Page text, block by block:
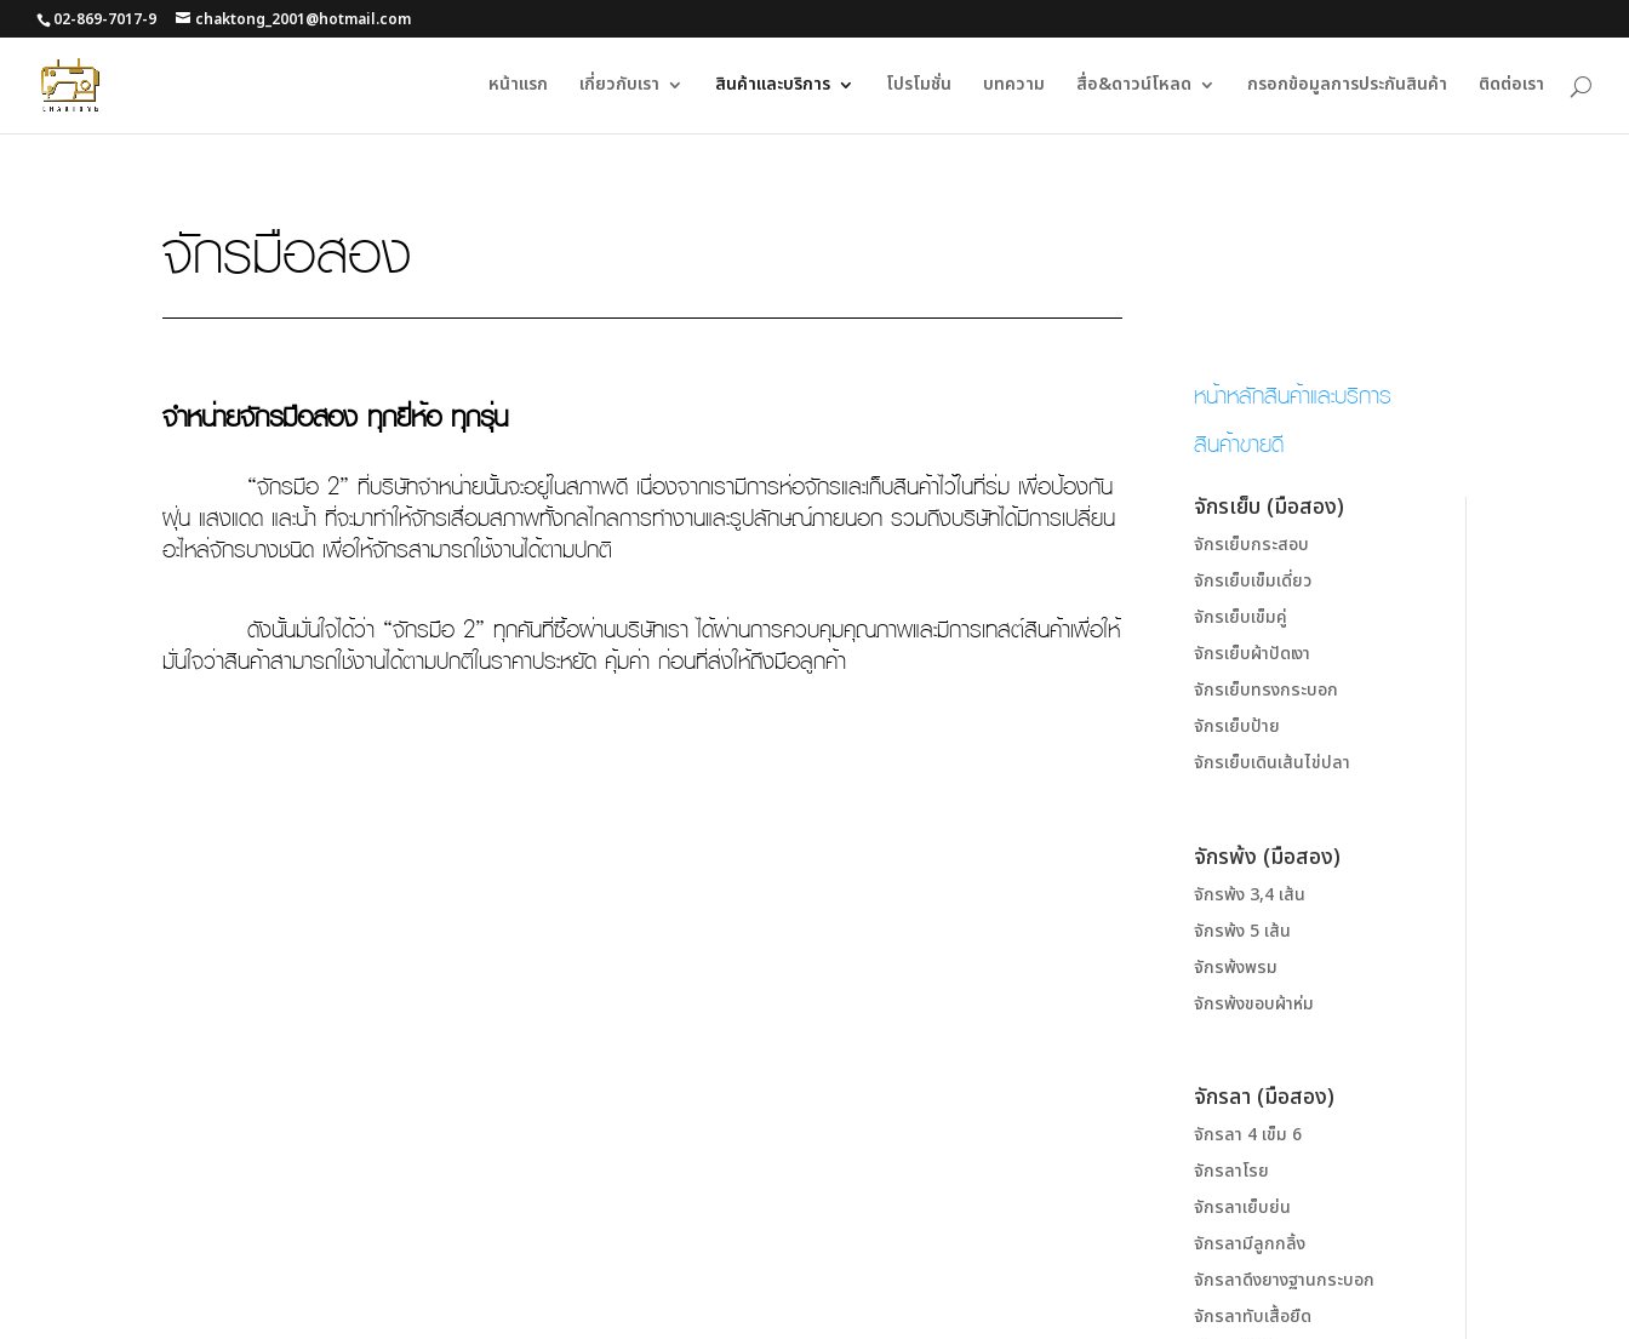
02-869-7017-9 chaktong_2001@hotmail.com
หน้าแรก เกี่ยวกับเรา สินค้าและบริการ โปรโมชั่น บทความ สื่อ&ดาวน์โหลด กรอกข้อมูลการประกันสินค้า ติดต่อเรา
จักรมือสอง
จำหน่ายจักรมือสอง ทุกยี่ห้อ ทุกรุ่น
“จักรมือ 2” ที่บริษัทจำหน่ายนั้นจะอยู่ในสภาพดี เนื่องจากเรามีการห่อจักรและเก็บสินค้าไว้ในที่ร่ม เพื่อป้องกัน
ฝุ่น แสงแดด และน้ำ ที่จะมาทำให้จักรเสื่อมสภาพทั้งกลไกลการทำงานและรูปลักษณ์ภายนอก รวมถึงบริษัทได้มีการเปลี่ยน
อะไหล่จักรบางชนิด เพื่อให้จักรสามารถใช้งานได้ตามปกติ
ดังนั้นมั่นใจได้ว่า “จักรมือ 2” ทุกคันที่ซื้อผ่านบริษัทเรา ได้ผ่านการควบคุมคุณภาพและมีการเทสต์สินค้าเพื่อให้
มั่นใจว่าสินค้าสามารถใช้งานได้ตามปกติในราคาประหยัด คุ้มค่า ก่อนที่ส่งให้ถึงมือลูกค้า
หน้าหลักสินค้าและบริการ
สินค้าขายดี
จักรเย็บ (มือสอง)
จักรเย็บกระสอบ
จักรเย็บเข็มเดี่ยว
จักรเย็บเข็มคู่
จักรเย็บผ้าปัดเงา
จักรเย็บทรงกระบอก
จักรเย็บป้าย
จักรเย็บเดินเส้นไข่ปลา
จักรพ้ง (มือสอง)
จักรพ้ง 3,4 เส้น
จักรพ้ง 5 เส้น
จักรพ้งพรม
จักรพ้งขอบผ้าห่ม
จักรลา (มือสอง)
จักรลา 4 เข็ม 6
จักรลาโรย
จักรลาเย็บย่น
จักรลามีลูกกลิ้ง
จักรลาดึงยางฐานกระบอก
จักรลาทับเสื้อยืด